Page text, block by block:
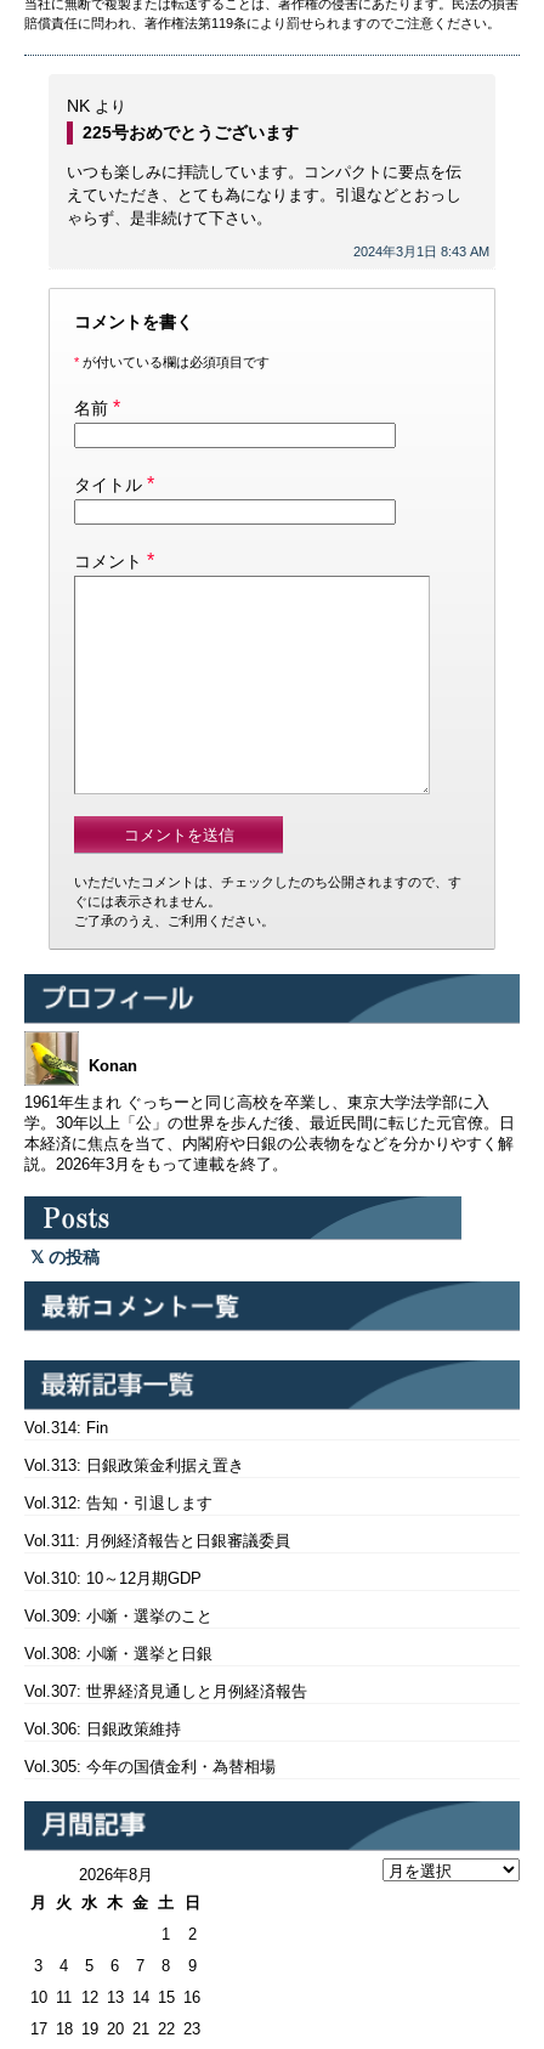
当社に無断で複製または転送することは、著作権の侵害にあたります。民法の損害
賠償責任に問われ、著作権法第119条により罰せられますのでご注意ください。
NK より
2024年3月1日 8:43 AM
225号おめでとうございます
いつも楽しみに拝読しています。コンパクトに要点を伝
えていただき、とても為になります。引退などとおっし
ゃらず、是非続けて下さい。
コメントを書く
* が付いている欄は必須項目です
名前 *
タイトル *
コメント *
いただいたコメントは、チェックしたのち公開されますので、す
ぐには表示されません。
ご了承のうえ、ご利用ください。
Konan
1961年生まれ ぐっちーと同じ高校を卒業し、東京大学法学部に入
学。30年以上「公」の世界を歩んだ後、最近民間に転じた元官僚。日
本経済に焦点を当て、内閣府や日銀の公表物をなどを分かりやすく解
説。2026年3月をもって連載を終了。
の投稿
Vol.314: Fin
Vol.313: 日銀政策金利据え置き
Vol.312: 告知・引退します
Vol.311: 月例経済報告と日銀審議委員
Vol.310: 10～12月期GDP
Vol.309: 小噺・選挙のこと
Vol.308: 小噺・選挙と日銀
Vol.307: 世界経済見通しと月例経済報告
Vol.306: 日銀政策維持
Vol.305: 今年の国債金利・為替相場
2026年8月
月
火 水 木 金 土 日
1
2
3
4 5 6 7 8
9
10 11 12 13 14 15 16
17 18 19 20 21 22 23